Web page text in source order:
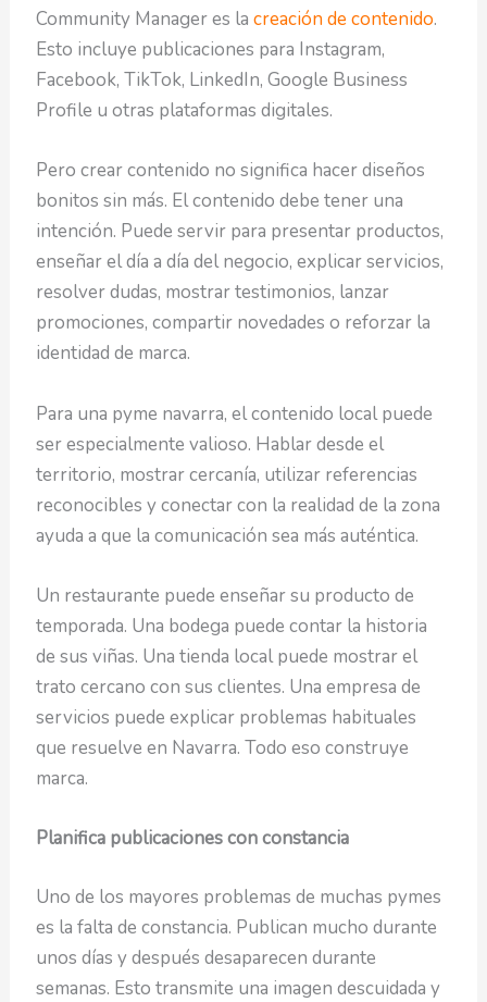
Community Manager es lacreación de contenido.
Esto incluye publicaciones para Instagram,
Facebook, TikTok, LinkedIn, Google Business
Profile u otras plataformas digitales.
Pero crear contenido no significa hacer diseños
bonitos sin más. El contenido debe tener una
intención. Puede servir para presentar productos,
enseñar el día a día del negocio, explicar servicios,
resolver dudas, mostrar testimonios, lanzar
promociones, compartir novedades o reforzar la
identidad de marca.
Para una pyme navarra, el contenido local puede
ser especialmente valioso. Hablar desde el
territorio, mostrar cercanía, utilizar referencias
reconocibles y conectar con la realidad de la zona
ayuda a que la comunicación sea más auténtica.
Un restaurante puede enseñar su producto de
temporada. Una bodega puede contar la historia
de sus viñas. Una tienda local puede mostrar el
trato cercano con sus clientes. Una empresa de
servicios puede explicar problemas habituales
que resuelve en Navarra. Todo eso construye
marca.
Planifica publicaciones con constancia
Uno de los mayores problemas de muchas pymes
es la falta de constancia. Publican mucho durante
unos días y después desaparecen durante
semanas. Esto transmite una imagen descuidada y